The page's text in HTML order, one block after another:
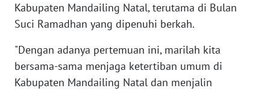
Kabupaten Mandailing Natal, terutama di Bulan
Suci Ramadhan yang dipenuhi berkah.
"Dengan adanya pertemuan ini, marilah kita
bersama-sama menjaga ketertiban umum di
Kabupaten Mandailing Natal dan menjalin
WN
WN
BABEL